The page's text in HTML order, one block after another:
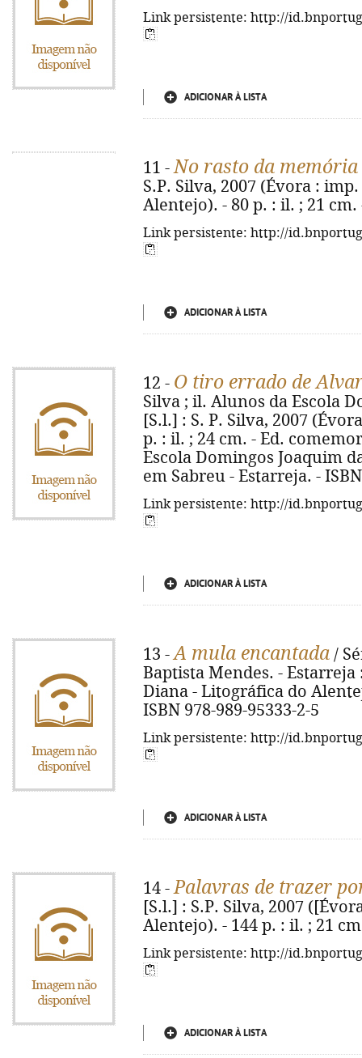
Link persistente: http://
ADICIONAR À LISTA
11 -No rasto da memória
S.P. Silva, 2007 (Évora :
Alentejo). - 80 p. : il. ; 21 cm.
Link persistente: http://
ADICIONAR À LISTA
12 - O tiro errado de
Silva ; il. Alunos da Escola
[S.l.] : S. P. Silva, 2007
p. : il. ; 24 cm. - Ed.
Escola Domingos Joaquim
em Sabreu - Estarreja. -
Link persistente: http://
ADICIONAR À LISTA
13 -A mula encantada /
Baptista Mendes. - Estarreja
Diana - Litográfica do
ISBN 978-989-95333-2-5
Link persistente: http://
ADICIONAR À LISTA
14 -Palavras de trazer
[S.l.] : S.P. Silva, 2007
Alentejo). - 144 p. : il. ; 21
Link persistente: http://
ADICIONAR À LISTA